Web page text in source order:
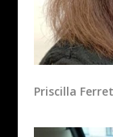
Priscilla Ferret